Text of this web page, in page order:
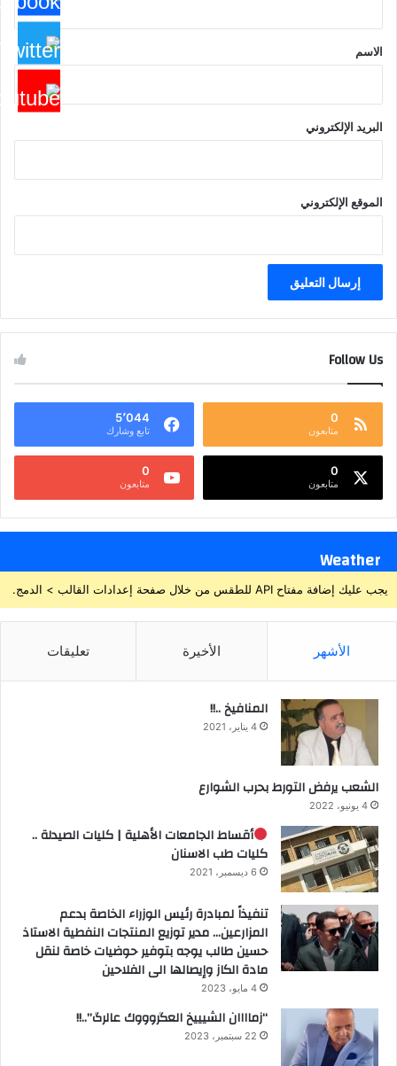
*
الاسم
البريد الإلكتروني
الموقع الإلكتروني
Follow Us
0
متابعون
5٬044
تابع وشارك
0
متابعون
0
متابعون
Weather
يجب عليك إضافة مفتاح API للطقس من خلال صفحة إعدادات القالب > الدمج.
الأشهر الأخيرة تعليقات
المنافيخ ..!!
4 يناير، 2021
الشعب يرفض التورط بحرب الشوارع
4 يونيو، 2022
أقساط الجامعات الأهلية | كليات الصيدلة ..
كليات طب الاسنان
6 ديسمبر، 2021
تنفيذاً لمبادرة رئيس الوزراء الخاصة بدعم
المزارعين… مدير توزيع المنتجات النفطية الاستاذ
حسين طالب يوجه بتوفير حوضيات خاصة لنقل
مادة الكاز وإيصالها الى الفلاحين
4 مايو، 2023
“زماااان الشيييخ العگروووك عالرگ”..!!
22 سبتمبر، 2023